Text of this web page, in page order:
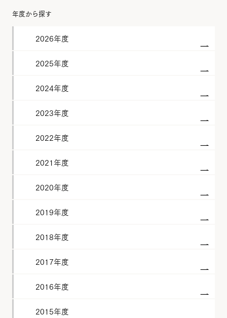
年度から探す
2026年度
2025年度
2024年度
2023年度
2022年度
2021年度
2020年度
2019年度
2018年度
2017年度
2016年度
2015年度